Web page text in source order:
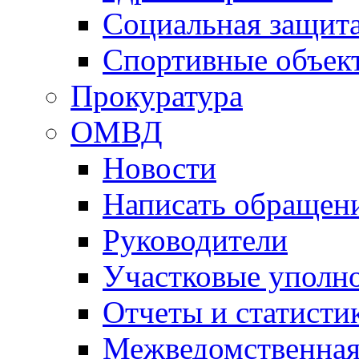
Социальная
Спортивные
Прокуратура
ОМВД
Новости
Написать
Руководители
Участковые
Отчеты и